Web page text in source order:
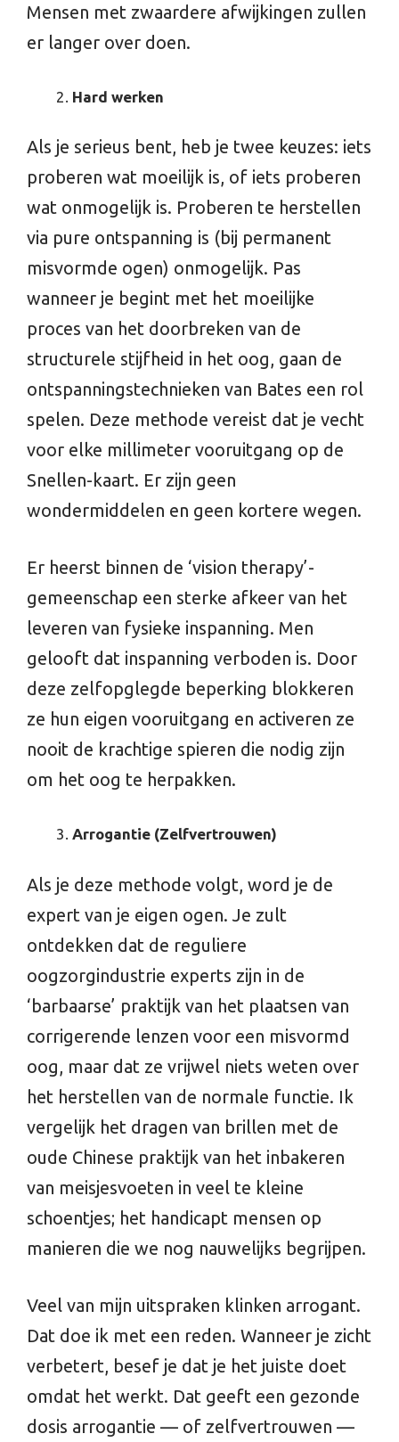
Mensen met zwaardere afwijkingen zullen
er langer over doen.
Hard werken
Als je serieus bent, heb je twee keuzes: iets
proberen wat moeilijk is, of iets proberen
wat onmogelijk is. Proberen te herstellen
via pure ontspanning is (bij permanent
misvormde ogen) onmogelijk. Pas
wanneer je begint met het moeilijke
proces van het doorbreken van de
structurele stijfheid in het oog, gaan de
ontspanningstechnieken van Bates een rol
spelen. Deze methode vereist dat je vecht
voor elke millimeter vooruitgang op de
Snellen-kaart. Er zijn geen
wondermiddelen en geen kortere wegen.
Er heerst binnen de ‘vision therapy’-
gemeenschap een sterke afkeer van het
leveren van fysieke inspanning. Men
gelooft dat inspanning verboden is. Door
deze zelfopglegde beperking blokkeren
ze hun eigen vooruitgang en activeren ze
nooit de krachtige spieren die nodig zijn
om het oog te herpakken.
Arrogantie (Zelfvertrouwen)
Als je deze methode volgt, word je de
expert van je eigen ogen. Je zult
ontdekken dat de reguliere
oogzorgindustrie experts zijn in de
‘barbaarse’ praktijk van het plaatsen van
corrigerende lenzen voor een misvormd
oog, maar dat ze vrijwel niets weten over
het herstellen van de normale functie. Ik
vergelijk het dragen van brillen met de
oude Chinese praktijk van het inbakeren
van meisjesvoeten in veel te kleine
schoentjes; het handicapt mensen op
manieren die we nog nauwelijks begrijpen.
Veel van mijn uitspraken klinken arrogant.
Dat doe ik met een reden. Wanneer je zicht
verbetert, besef je dat je het juiste doet
omdat het werkt. Dat geeft een gezonde
dosis arrogantie — of zelfvertrouwen —